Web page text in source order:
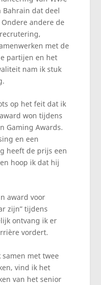
dat deel
Ondere andere de
met de
partijen en het
nam ik stuk
op het feit dat ik
won tijdens
Gaming Awards.
en een
heeft de prijs een
hoop ik dat hij
award voor
zijn” tijdens
ontvang ik er
vordert.
met twee
vind ik het
van het senior